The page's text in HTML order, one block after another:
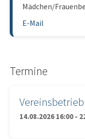
Mädchen/
E-Mail
Termine
14.08.2026 16:00 -